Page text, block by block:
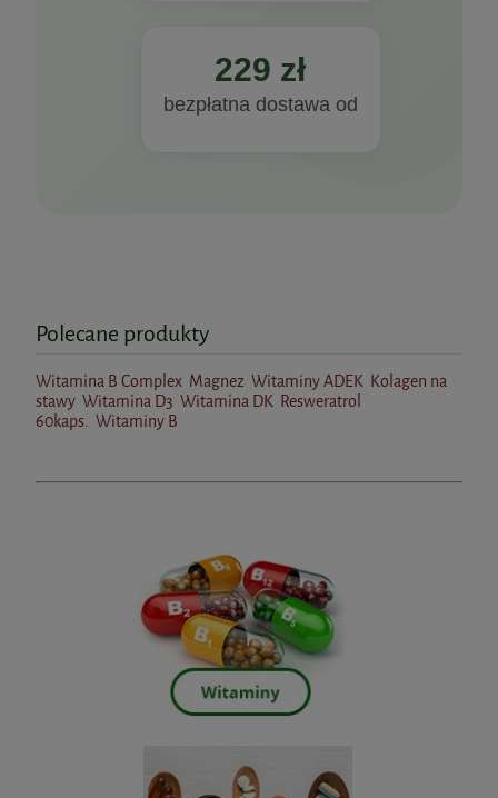
229 zł
bezpłatna dostawa od
Polecane produkty
Witamina B Complex Magnez Witaminy ADEK Kolagen na
stawy Witamina D3 Witamina DK Resweratrol
60kaps. Witaminy B